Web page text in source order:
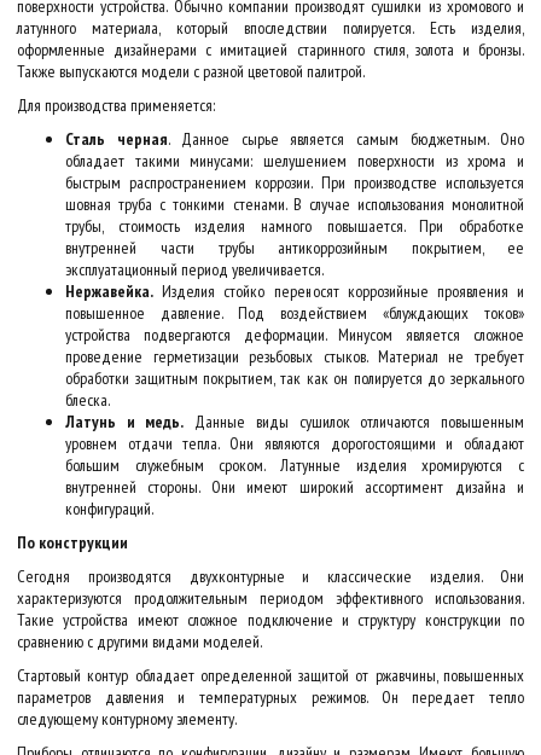
поверхности устройства. Обычно компании производят сушилки из хромового и
латунного материала, который впоследствии полируется. Есть изделия,
оформленные дизайнерами с имитацией старинного стиля, золота и бронзы.
Также выпускаются модели с разной цветовой палитрой.
Для производства применяется:
Сталь черная. Данное сырье является самым бюджетным. Оно
обладает такими минусами: шелушением поверхности из хрома и
быстрым распространением коррозии. При производстве используется
шовная труба с тонкими стенами. В случае использования монолитной
трубы, стоимость изделия намного повышается. При обработке
внутренней части трубы антикоррозийным покрытием, ее
эксплуатационный период увеличивается.
Нержавейка. Изделия стойко переносят коррозийные проявления и
повышенное давление. Под воздействием «блуждающих токов»
устройства подвергаются деформации. Минусом является сложное
проведение герметизации резьбовых стыков. Материал не требует
обработки защитным покрытием, так как он полируется до зеркального
блеска.
Латунь и медь. Данные виды сушилок отличаются повышенным
уровнем отдачи тепла. Они являются дорогостоящими и обладают
большим служебным сроком. Латунные изделия хромируются с
внутренней стороны. Они имеют широкий ассортимент дизайна и
конфигураций.
По конструкции
Сегодня производятся двухконтурные и классические изделия. Они
характеризуются продолжительным периодом эффективного использования.
Такие устройства имеют сложное подключение и структуру конструкции по
сравнению с другими видами моделей.
Стартовый контур обладает определенной защитой от ржавчины, повышенных
параметров давления и температурных режимов. Он передает тепло
следующему контурному элементу.